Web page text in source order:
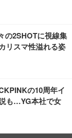
の2SHOTに視線集
リスマ性溢れる姿
の10周年イ
も…YG本社で女